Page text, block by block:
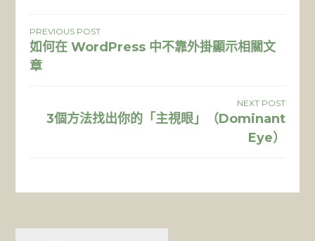
文
章
覽
PREVIOUS POST
如何在 WordPress 中不靠外掛顯示相關文
章
NEXT POST
3個方法找出你的「主視眼」（Dominant
Eye）